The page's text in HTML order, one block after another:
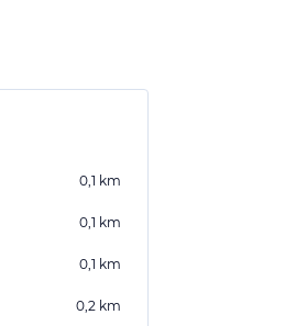
0,1 km
0,1 km
0,1 km
0,2 km